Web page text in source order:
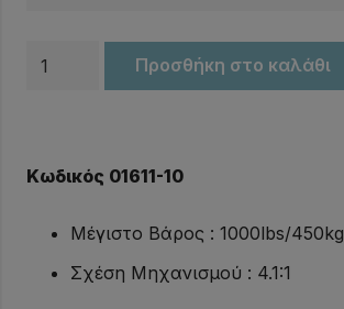
ΕΡΓΑΤΕΣ
Προσθήκη στο καλάθι
Κωδικός 01611-10
Μέγιστο Βάρος : 1000lbs/450kg
Σχέση Μηχανισμού : 4.1:1